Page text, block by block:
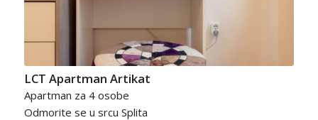
LCT Apartman Artikat
Apartman za 4 osobe
Odmorite se u srcu Splita